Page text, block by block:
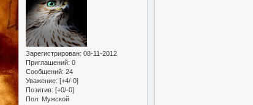
Зарегистрирован: 08-11-2012
Приглашений: 0
Сообщений: 24
Уважение: [+4/-0]
Позитив: [+0/-0]
Пол: Мужской